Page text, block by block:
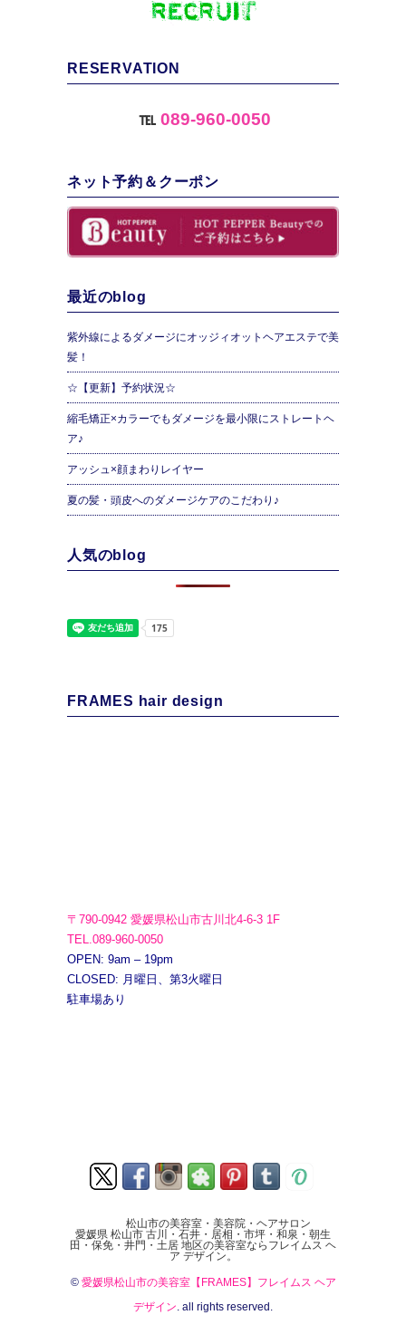
RESERVATION
℡ 089-960-0050
ネット予約＆クーポン
最近のblog
紫外線によるダメージにオッジィオットヘアエステで美
髪！
☆【更新】予約状況☆
縮毛矯正×カラーでもダメージを最小限にストレートヘ
ア♪
アッシュ×顔まわりレイヤー
夏の髪・頭皮へのダメージケアのこだわり♪
人気のblog
FRAMES hair design
〒790-0942 愛媛県松山市古川北4-6-3 1F
TEL.089-960-0050
OPEN: 9am – 19pm
CLOSED: 月曜日、第3火曜日
駐車場あり
松山市の美容室・美容院・ヘアサロン
愛媛県 松山市 古川・石井・居相・市坪・和泉・朝生
田・保免・井門・土居 地区の美容室ならフレイムス ヘ
ア デザイン。
© 愛媛県松山市の美容室【FRAMES】フレイムス ヘア
デザイン. all rights reserved.